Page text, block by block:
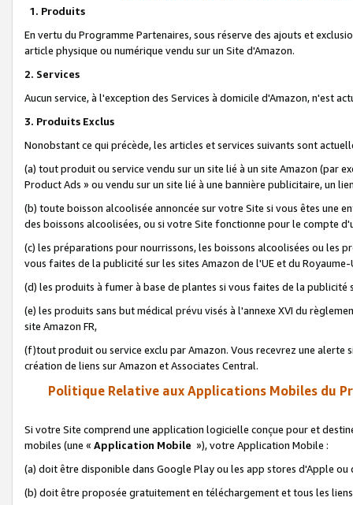
1. Produits
En vertu du Programme Partenaires, sous réserve des ajouts et
article physique ou numérique vendu sur un Site d'Amazon.
2. Services
Aucun service, à l'exception des Services à domicile d'Amazon, n'est
3. Produits Exclus
Nonobstant ce qui précède, les articles et services suivants sont
(a) tout produit ou service vendu sur un site lié à un site Amazon (par
Product Ads » ou vendu sur un site lié à une bannière publicitaire, un
(b) toute boisson alcoolisée annoncée sur votre Site si vous êtes une
des boissons alcoolisées, ou si votre Site fonctionne pour le compte
(c) les préparations pour nourrissons, les boissons alcoolisées ou les
vous faites de la publicité sur les sites Amazon de l'UE et du Royaume-
(d) les produits à fumer à base de plantes si vous faites de la publicité
(e) les produits sans but médical prévu visés à l'annexe XVI du
site Amazon FR,
(f)tout produit ou service exclu par Amazon. Vous recevrez une alerte
création de liens sur Amazon et Associates Central.
Politique Relative aux Applications Mobiles du
Si votre Site comprend une application logicielle conçue pour et
mobiles (une « Application Mobile »), votre Application Mobile :
(a) doit être disponible dans Google Play ou les app stores d'Apple ou
(b) doit être proposée gratuitement en téléchargement et tous les